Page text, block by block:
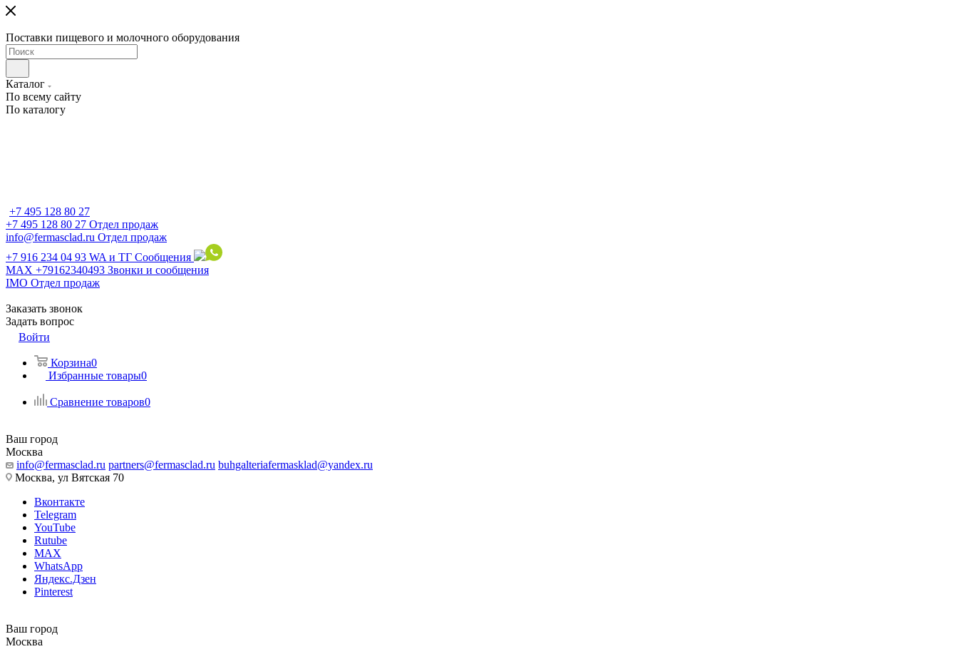
Поставки пищевого и молочного оборудования
Каталог
По всему сайту
По каталогу
+7 495 128 80 27
+7 495 128 80 27 Отдел продаж
info@fermasclad.ru Отдел продаж
+7 916 234 04 93 WA и ТГ Сообщения
MAX +79162340493 Звонки и сообщения
IMO Отдел продаж
Заказать звонок
Задать вопрос
Войти
Корзина0
Избранные товары0
Сравнение товаров0
Ваш город
Москва
info@fermasclad.ru partners@fermasclad.ru buhgalteriafermasklad@yandex.ru
Москва, ул Вятская 70
Вконтакте
Telegram
YouTube
Rutube
MAX
WhatsApp
Яндекс.Дзен
Pinterest
Ваш город
Москва